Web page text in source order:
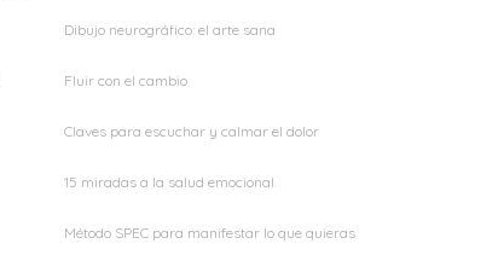
Dibujo neurográfico: el arte sana
Fluir con el cambio
Claves para escuchar y calmar el dolor
15 miradas a la salud emocional
Método SPEC para manifestar lo que quieras